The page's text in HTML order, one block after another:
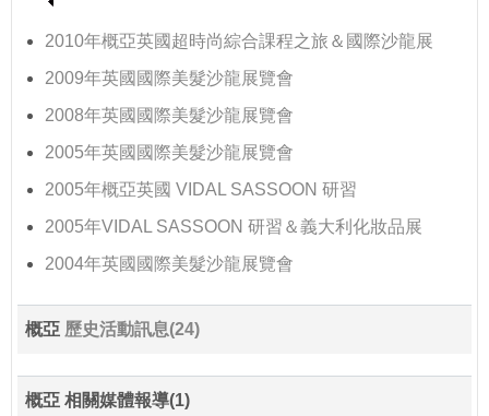
2010年概亞英國超時尚綜合課程之旅＆國際沙龍展
2009年英國國際美髮沙龍展覽會
2008年英國國際美髮沙龍展覽會
2005年英國國際美髮沙龍展覽會
2005年概亞英國 VIDAL SASSOON 研習
2005年VIDAL SASSOON 研習＆義大利化妝品展
2004年英國國際美髮沙龍展覽會
概亞 歷史活動訊息(24)
概亞 相關媒體報導(1)